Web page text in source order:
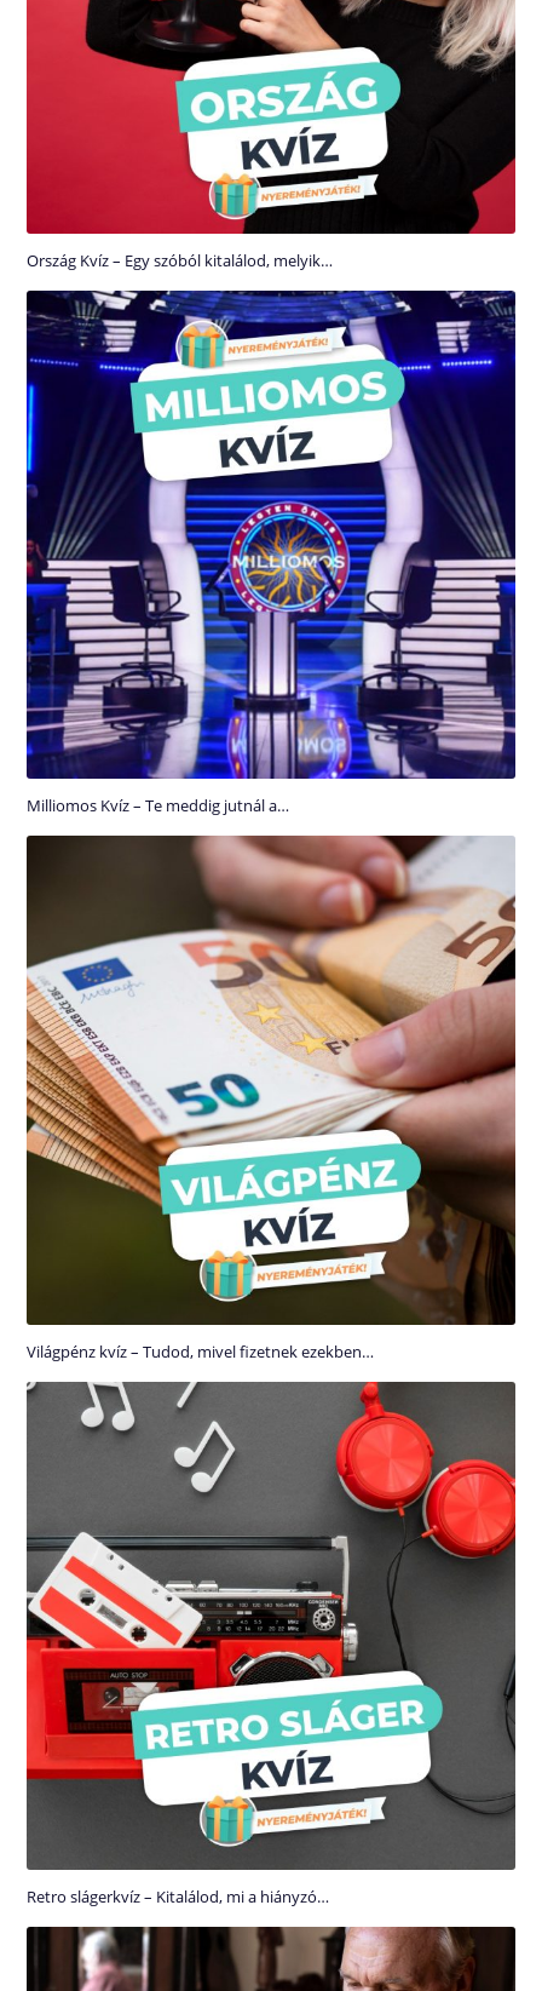
Ország Kvíz – Egy szóból kitalálod, melyik…
Milliomos Kvíz – Te meddig jutnál a…
Világpénz kvíz – Tudod, mivel fizetnek ezekben…
Retro slágerkvíz – Kitalálod, mi a hiányzó…